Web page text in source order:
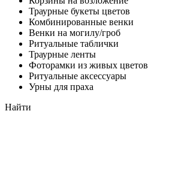
Траурные букеты цветов
Комбинированные венки
Венки на могилу/гроб
Ритуальные таблички
Траурные ленты
Фоторамки из живых цветов
Ритуальные аксессуары
Урны для праха
Найти